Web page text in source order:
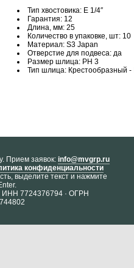
Тип хвостовика: E 1/4″
Гарантия: 12
Длина, мм: 25
Количество в упаковке, шт: 10
Материал: S3 Japan
Отверстие для подвеса: да
Размер шлица: PH 3
Тип шлица: Крестообразный -
Прием заявок: info@mvgrp.ru
конфиденциальности
выделите текст и нажмите
ИНН 7724376794 · ОГРН